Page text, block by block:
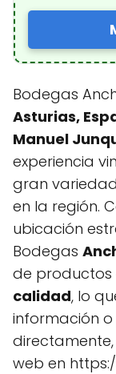
Bodegas
Asturias,
Manuel
experiencia
gran
en la región.
ubicación
Bodegas
de productos
calidad, lo
información
web en